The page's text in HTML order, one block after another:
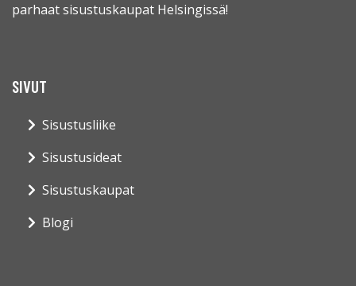
parhaat sisustuskaupat Helsingissä!
SIVUT
Sisustusliike
Sisustusideat
Sisustuskaupat
Blogi